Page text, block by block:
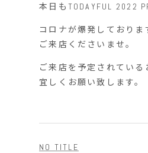
本日もTODAYFUL 2022
コロナが爆発しており
ご来店くださいませ。
ご来店を予定されてい
宜しくお願い致します。
NO TITLE